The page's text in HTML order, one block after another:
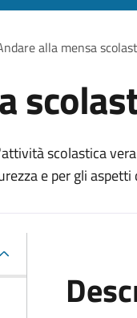
alla mensa
scolastica
e per gli